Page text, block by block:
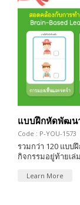
แบบฝึกหัดพัฒนา
Code : P-YOU-1573
รวมกว่า 120 แบบ
กิจกรรมอยู่ท้ายเล่ม
Learn More